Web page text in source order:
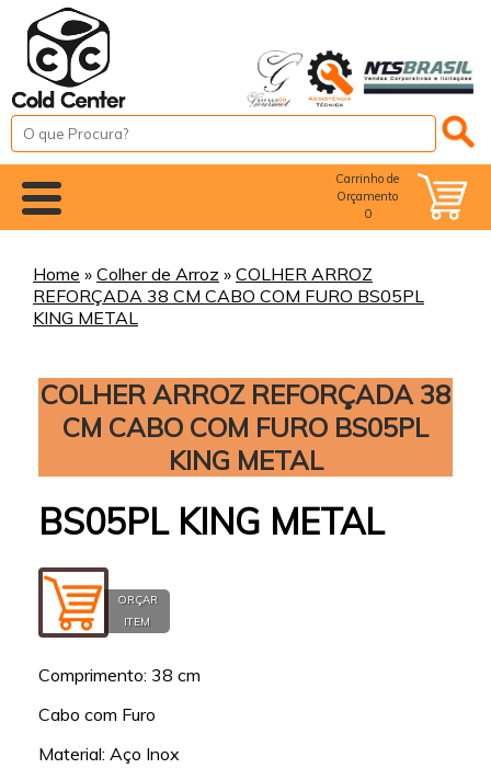
Carrinho de
Orçamento
0
Home » Colher de Arroz » COLHER ARROZ
REFORÇADA 38 CM CABO COM FURO BS05PL
KING METAL
COLHER ARROZ REFORÇADA 38
CM CABO COM FURO BS05PL
KING METAL
BS05PL KING METAL
ORÇAR
ITEM
Comprimento: 38 cm
Cabo com Furo
Material: Aço Inox